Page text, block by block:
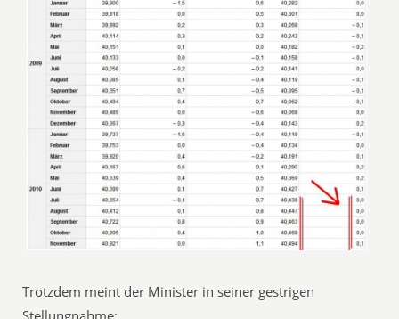
Trotzdem meint der Minister in seiner gestrigen